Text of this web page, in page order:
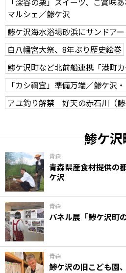
マルシェ／鯵ケ沢
鯵ケ沢海水浴場砂浜にサンドア
白八幡宮大祭、8年ぶり歴史絵巻
鯵ケ沢町など北前船連携「港町カ
「カシ禰宜」準備万端／鯵ケ沢
アユ釣り解禁 好天の赤石川（鯵
鯵ケ
青森
青森県産食材提供の
ケ沢
青森
パネル展「鯵ケ沢町
青森
鯵ケ沢の旧こども園